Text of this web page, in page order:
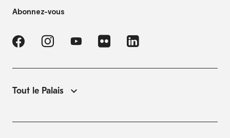
Abonnez-vous
Tout le Palais